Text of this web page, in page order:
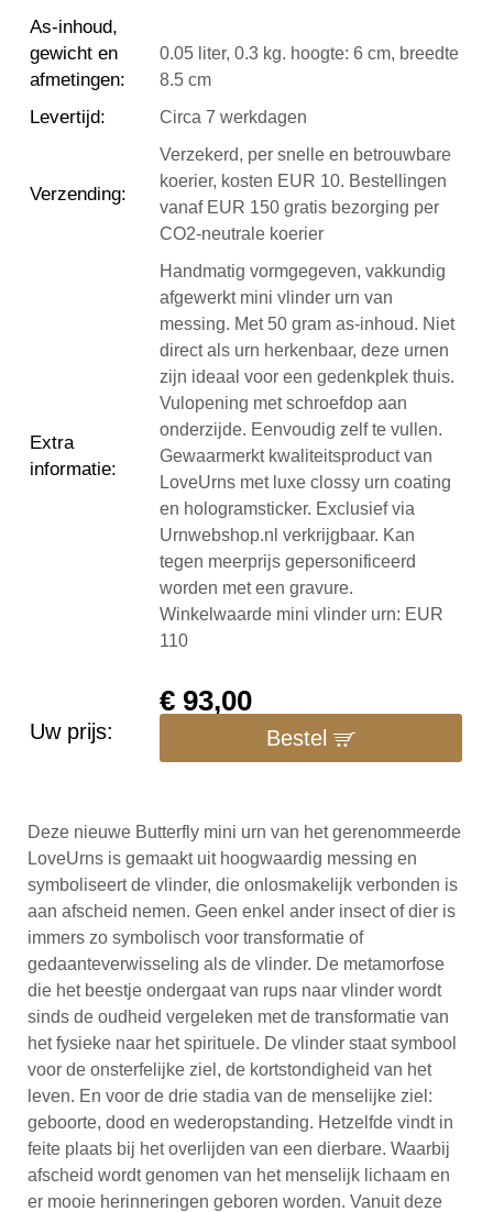
As-inhoud,
gewicht en
afmetingen:
0.05 liter, 0.3 kg. hoogte: 6 cm, breedte
8.5 cm
Levertijd: Circa 7 werkdagen
Verzending:
Verzekerd, per snelle en betrouwbare
koerier, kosten EUR 10. Bestellingen
vanaf EUR 150 gratis bezorging per
CO2-neutrale koerier
Extra
informatie:
Handmatig vormgegeven, vakkundig
afgewerkt mini vlinder urn van
messing. Met 50 gram as-inhoud. Niet
direct als urn herkenbaar, deze urnen
zijn ideaal voor een gedenkplek thuis.
Vulopening met schroefdop aan
onderzijde. Eenvoudig zelf te vullen.
Gewaarmerkt kwaliteitsproduct van
LoveUrns met luxe clossy urn coating
en hologramsticker. Exclusief via
Urnwebshop.nl verkrijgbaar. Kan
tegen meerprijs gepersonificeerd
worden met een gravure.
Winkelwaarde mini vlinder urn: EUR
110
Uw prijs:
€ 93,00
Bestel
Deze nieuwe Butterfly mini urn van het gerenommeerde
LoveUrns is gemaakt uit hoogwaardig messing en
symboliseert de vlinder, die onlosmakelijk verbonden is
aan afscheid nemen. Geen enkel ander insect of dier is
immers zo symbolisch voor transformatie of
gedaanteverwisseling als de vlinder. De metamorfose
die het beestje ondergaat van rups naar vlinder wordt
sinds de oudheid vergeleken met de transformatie van
het fysieke naar het spirituele. De vlinder staat symbool
voor de onsterfelijke ziel, de kortstondigheid van het
leven. En voor de drie stadia van de menselijke ziel:
geboorte, dood en wederopstanding. Hetzelfde vindt in
feite plaats bij het overlijden van een dierbare. Waarbij
afscheid wordt genomen van het menselijk lichaam en
er mooie herinneringen geboren worden. Vanuit deze